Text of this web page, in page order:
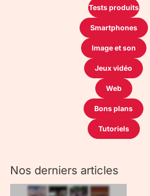
Tests produits
Smartphones
Image et son
Jeux vidéo
Web
Bons plans
Tutoriels
Nos derniers articles